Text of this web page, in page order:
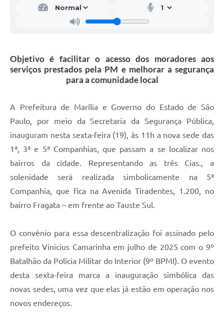
Objetivo é facilitar o acesso dos moradores aos
serviços prestados pela PM e melhorar a segurança
para a comunidade local
A Prefeitura de Marília e Governo do Estado de São
Paulo, por meio da Secretaria da Segurança Pública,
inauguram nesta sexta-feira (19), às 11h a nova sede das
1ª, 3ª e 5ª Companhias, que passam a se localizar nos
bairros da cidade. Representando as três Cias., a
solenidade será realizada simbolicamente na 5ª
Companhia, que fica na Avenida Tiradentes, 1.200, no
bairro Fragata – em frente ao Tauste Sul.
O convênio para essa descentralização foi assinado pelo
prefeito Vinicius Camarinha em julho de 2025 com o 9º
Batalhão da Polícia Militar do Interior (9º BPMI). O evento
desta sexta-feira marca a inauguração simbólica das
novas sedes, uma vez que elas já estão em operação nos
novos endereços.